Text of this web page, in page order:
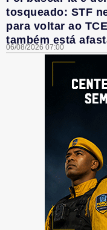
tosqueado: STF
para voltar ao
também está
06/08/2026 07:00